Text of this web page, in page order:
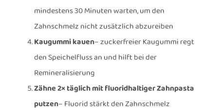
mindestens 30 Minuten warten, um den
Zahnschmelz nicht zusätzlich abzureiben
Kaugummi kauen– zuckerfreier Kaugummi regt
den Speichelfluss an und hilft bei der
Remineralisierung
Zähne 2× täglich mit fluoridhaltiger Zahnpasta
putzen– Fluorid stärkt den Zahnschmelz